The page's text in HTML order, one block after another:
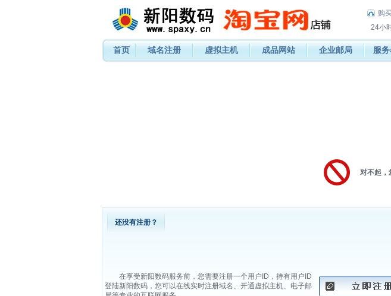
购
24小
首页 域名注册 虚拟主机 成品网站 企业邮局 服
对不起，
还没有注册？
在享受新阳数码服务前，您需要注册一个用户ID，持有用户ID
登陆新阳数码，您可以在线实时注册域名、开通虚拟主机、电子邮